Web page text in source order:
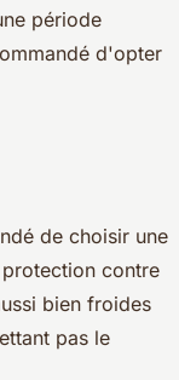
période
d'opter
de choisir une
contre
bien froides
pas le